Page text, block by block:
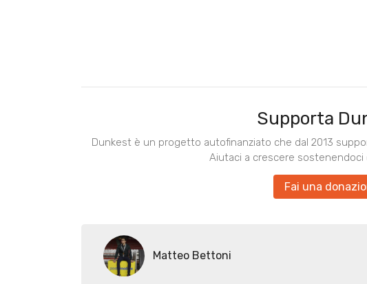
Supporta
Dunkest è un progetto autofinanziato che dal 2013
Aiutaci a crescere
Fai una
Matteo Bettoni